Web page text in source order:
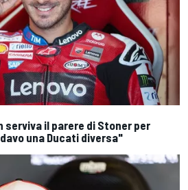
serviva il parere di Stoner per
una Ducati diversa"